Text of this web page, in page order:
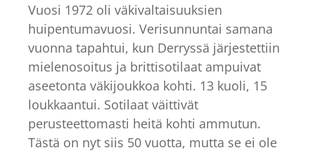
Vuosi 1972 oli väkivaltaisuuksien
huipentumavuosi. Verisunnuntai samana
vuonna tapahtui, kun Derryssä järjestettiin
mielenosoitus ja brittisotilaat ampuivat
aseetonta väkijoukkoa kohti. 13 kuoli, 15
loukkaantui. Sotilaat väittivät
perusteettomasti heitä kohti ammutun.
Tästä on nyt siis 50 vuotta, mutta se ei ole